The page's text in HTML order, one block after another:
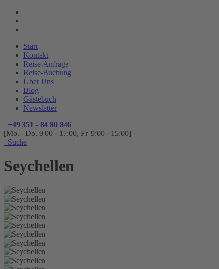
Start
Kontakt
Reise-Anfrage
Reise-Buchung
Über Uns
Blog
Gästebuch
Newsletter
+49 351 - 84 80 846
[Mo. - Do. 9:00 - 17:00, Fr. 9:00 - 15:00]
Suche
Seychellen